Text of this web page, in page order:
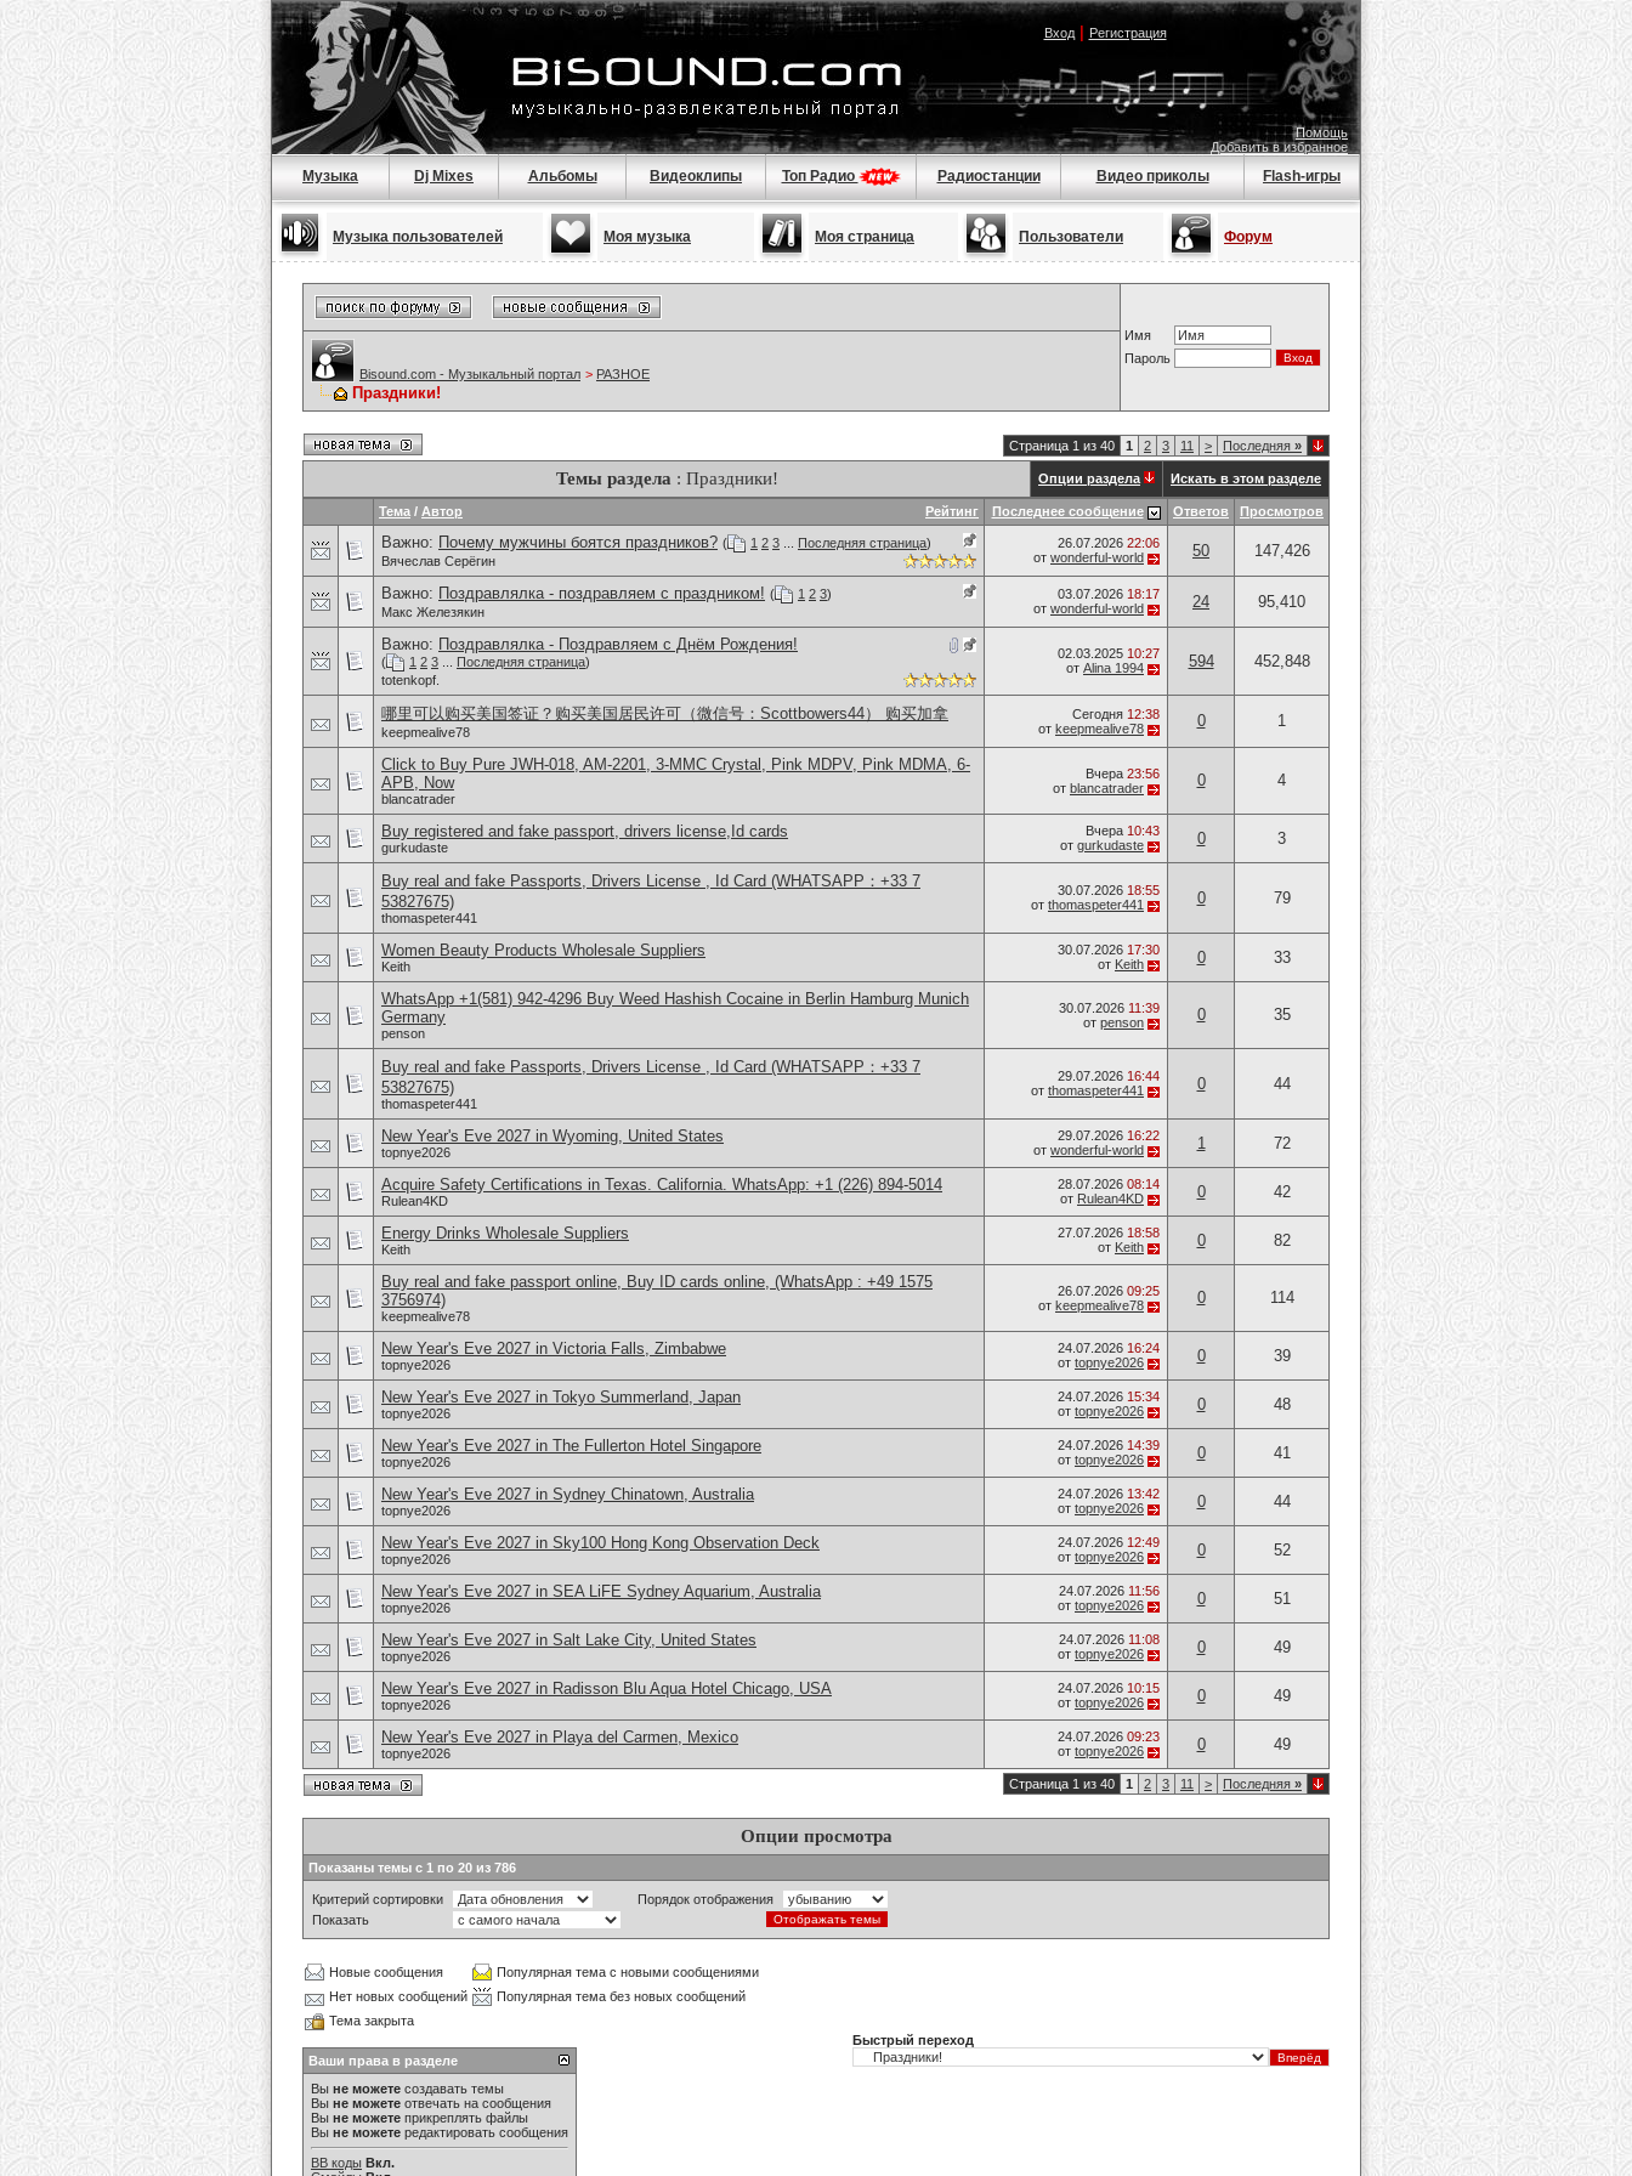
Вход| Регистрация
Помощь
Добавить в избранное
Музыка Dj Mixes Альбомы Видеоклипы Топ Радио Радиостанции Видео приколы Flash-игры
Музыка пользователей Моя музыка Моя страница Пользователи Форум
Имя
Пароль
Bisound.com - Музыкальный портал > РАЗНОЕ
Праздники!
Страница 1 из 40 1 2 3 11 > Последняя »
Темы раздела : Праздники! Опции раздела Искать в этом разделе
Рейтинг
Тема / Автор Последнее сообщение Ответов Просмотров
Важно: Почему мужчины боятся праздников? ( 1 2 3 Последняя страница)
Вячеслав Серёгин
26.07.2026 22:06
от wonderful-world 50 147,426
Важно: Поздравлялка - поздравляем с праздником! ( 1 2 3)
Макс Железякин
03.07.2026 18:17
от wonderful-world 24 95,410
Важно: Поздравлялка - Поздравляем с Днём Рождения!
( 1 2 3 Последняя страница)
totenkopf.
02.03.2025 10:27
от Alina 1994 594 452,848
哪里可以购买美国签证？购买美国居民许可（微信号：Scottbowers44） 购买加拿
keepmealive78
Сегодня 12:38
от keepmealive78 0 1
Click to Buy Pure JWH-018, AM-2201, 3-MMC Crystal, Pink MDPV, Pink MDMA, 6-
APB, Now
blancatrader
Вчера 23:56
от blancatrader 0 4
Buy registered and fake passport, drivers license,Id cards
gurkudaste
Вчера 10:43
от gurkudaste 0 3
Buy real and fake Passports, Drivers License , Id Card (WHATSAPP：+33 7
53827675)
thomaspeter441
30.07.2026 18:55
от thomaspeter441 0 79
Women Beauty Products Wholesale Suppliers
Keith
30.07.2026 17:30
от Keith 0 33
WhatsApp +1(581) 942-4296 Buy Weed Hashish Cocaine in Berlin Hamburg Munich
Germany
penson
30.07.2026 11:39
от penson 0 35
Buy real and fake Passports, Drivers License , Id Card (WHATSAPP：+33 7
53827675)
thomaspeter441
29.07.2026 16:44
от thomaspeter441 0 44
New Year's Eve 2027 in Wyoming, United States
topnye2026
29.07.2026 16:22
от wonderful-world 1 72
Acquire Safety Certifications in Texas. California. WhatsApp: +1 (226) 894-5014
Rulean4KD
28.07.2026 08:14
от Rulean4KD 0 42
Energy Drinks Wholesale Suppliers
Keith
27.07.2026 18:58
от Keith 0 82
Buy real and fake passport online, Buy ID cards online, (WhatsApp : +49 1575
3756974)
keepmealive78
26.07.2026 09:25
от keepmealive78 0 114
New Year's Eve 2027 in Victoria Falls, Zimbabwe
topnye2026
24.07.2026 16:24
от topnye2026 0 39
New Year's Eve 2027 in Tokyo Summerland, Japan
topnye2026
24.07.2026 15:34
от topnye2026 0 48
New Year's Eve 2027 in The Fullerton Hotel Singapore
topnye2026
24.07.2026 14:39
от topnye2026 0 41
New Year's Eve 2027 in Sydney Chinatown, Australia
topnye2026
24.07.2026 13:42
от topnye2026 0 44
New Year's Eve 2027 in Sky100 Hong Kong Observation Deck
topnye2026
24.07.2026 12:49
от topnye2026 0 52
New Year's Eve 2027 in SEA LiFE Sydney Aquarium, Australia
topnye2026
24.07.2026 11:56
от topnye2026 0 51
New Year's Eve 2027 in Salt Lake City, United States
topnye2026
24.07.2026 11:08
от topnye2026 0 49
New Year's Eve 2027 in Radisson Blu Aqua Hotel Chicago, USA
topnye2026
24.07.2026 10:15
от topnye2026 0 49
New Year's Eve 2027 in Playa del Carmen, Mexico
topnye2026
24.07.2026 09:23
от topnye2026 0 49
Страница 1 из 40 1 2 3 11 > Последняя »
Опции просмотра
Показаны темы с 1 по 20 из 786
Критерий сортировки
Порядок отображения
Показать
Новые сообщения
Популярная тема с новыми сообщениями
Нет новых сообщений
Популярная тема без новых сообщений
Тема закрыта
Ваши права в разделе
Вы не можете создавать темы
Вы не можете отвечать на сообщения
Вы не можете прикреплять файлы
Вы не можете редактировать сообщения
BB коды Вкл.
Быстрый переход